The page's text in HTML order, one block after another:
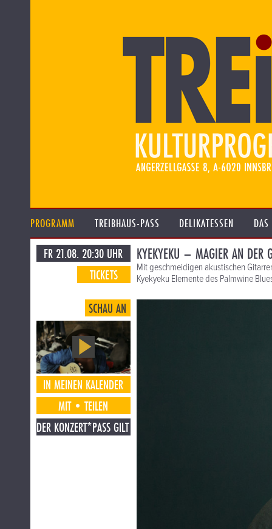
PROGRAMM TREIBHAUS-PASS DELIKATESSEN
FR 21.08. 20:30 UHR
TICKETS
KYEKYEKU – MAGIER AN DER
Mit geschmeidigen akustischen
Kyekyeku Elemente des Palmwine
SCHAU AN
IN MEINEN KALENDER
MIT•TEILEN
DER KONZERT*PASS GILT